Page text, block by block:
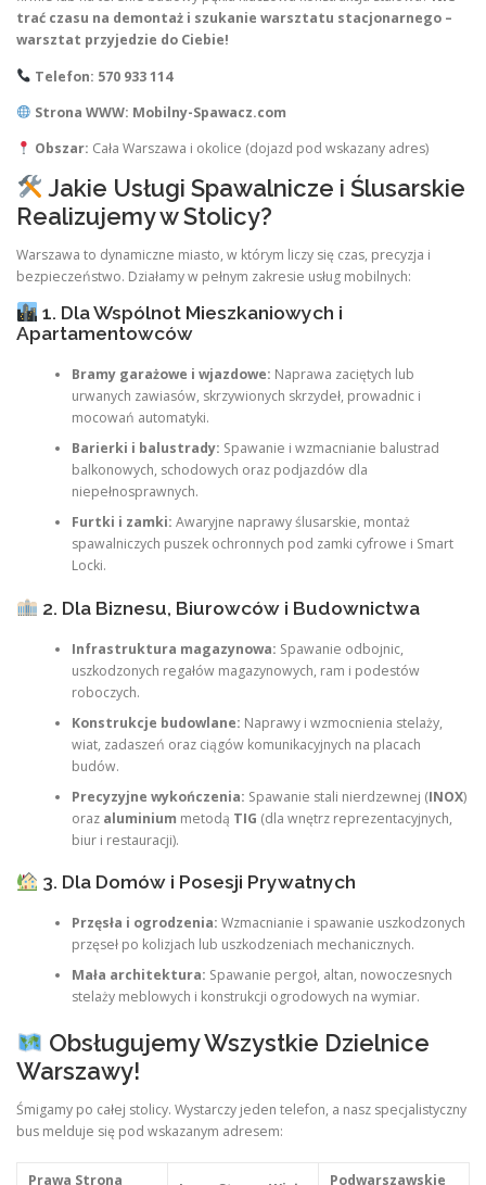
trać czasu na demontaż i szukanie warsztatu stacjonarnego –
warsztat przyjedzie do Ciebie!
Telefon: 570 933 114
Strona WWW: Mobilny-Spawacz.com
Obszar: Cała Warszawa i okolice (dojazd pod wskazany adres)
Jakie Usługi Spawalnicze i Ślusarskie
Realizujemy w Stolicy?
Warszawa to dynamiczne miasto, w którym liczy się czas, precyzja i
bezpieczeństwo. Działamy w pełnym zakresie usług mobilnych:
1. Dla Wspólnot Mieszkaniowych i
Apartamentowców
Bramy garażowe i wjazdowe: Naprawa zaciętych lub
urwanych zawiasów, skrzywionych skrzydeł, prowadnic i
mocowań automatyki.
Barierki i balustrady: Spawanie i wzmacnianie balustrad
balkonowych, schodowych oraz podjazdów dla
niepełnosprawnych.
Furtki i zamki: Awaryjne naprawy ślusarskie, montaż
spawalniczych puszek ochronnych pod zamki cyfrowe i Smart
Locki.
2. Dla Biznesu, Biurowców i Budownictwa
Infrastruktura magazynowa: Spawanie odbojnic,
uszkodzonych regałów magazynowych, ram i podestów
roboczych.
Konstrukcje budowlane: Naprawy i wzmocnienia stelaży,
wiat, zadaszeń oraz ciągów komunikacyjnych na placach
budów.
Precyzyjne wykończenia: Spawanie stali nierdzewnej (INOX)
oraz aluminium metodą TIG (dla wnętrz reprezentacyjnych,
biur i restauracji).
3. Dla Domów i Posesji Prywatnych
Przęsła i ogrodzenia: Wzmacnianie i spawanie uszkodzonych
przęseł po kolizjach lub uszkodzeniach mechanicznych.
Mała architektura: Spawanie pergoł, altan, nowoczesnych
stelaży meblowych i konstrukcji ogrodowych na wymiar.
Obsługujemy Wszystkie Dzielnice
Warszawy!
Śmigamy po całej stolicy. Wystarczy jeden telefon, a nasz specjalistyczny
bus melduje się pod wskazanym adresem:
Prawa Strona Podwarszawskie